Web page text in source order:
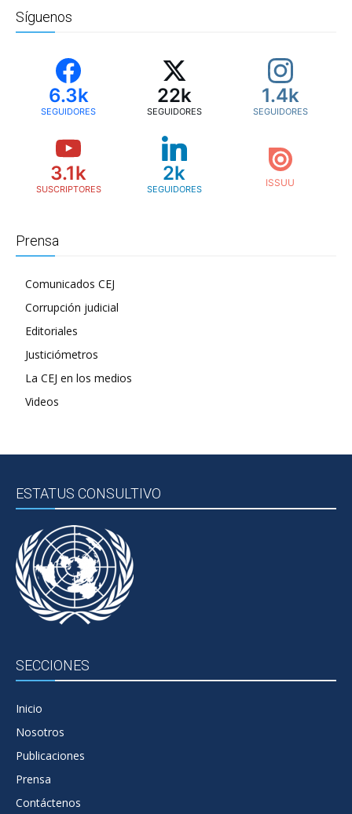
Síguenos
6.3k
SEGUIDORES
22k
SEGUIDORES
1.4k
SEGUIDORES
3.1k
SUSCRIPTORES
2k
SEGUIDORES
Prensa
Comunicados CEJ
Corrupción judicial
Editoriales
Justiciómetros
La CEJ en los medios
Videos
ESTATUS CONSULTIVO
SECCIONES
Inicio
Nosotros
Publicaciones
Prensa
Contáctenos